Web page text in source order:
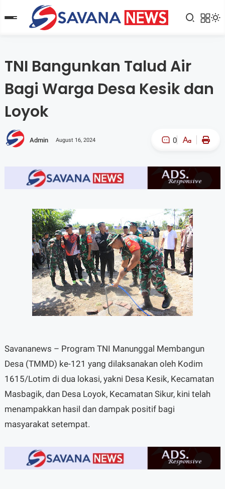
TNI Bangunkan Talud Air
Bagi Warga Desa Kesik dan
Loyok
Admin August 16, 2024 0
A- A+
Savananews – Program TNI Manunggal Membangun
Desa (TMMD) ke-121 yang dilaksanakan oleh Kodim
1615/Lotim di dua lokasi, yakni Desa Kesik, Kecamatan
Masbagik, dan Desa Loyok, Kecamatan Sikur, kini telah
menampakkan hasil dan dampak positif bagi
masyarakat setempat.